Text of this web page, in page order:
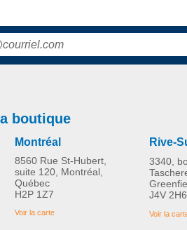
Quadriporteur S11
PLUS D'INFORMATION
boutique
Montréal
8560 Rue St-Hubert,
suite 120, Montréal,
Québec
H2P 1Z7
Voir la carte
Rive-
3340,
J4V 2H6
Voir la